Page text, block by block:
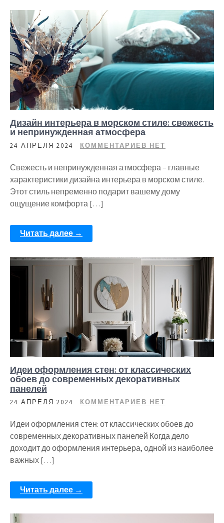
Дизайн интерьера в морском стиле: свежесть
и непринужденная атмосфера
24 АПРЕЛЯ 2024 КОММЕНТАРИЕВ НЕТ
Свежесть и непринужденная атмосфера – главные
характеристики дизайна интерьера в морском стиле.
Этот стиль непременно подарит вашему дому
ощущение комфорта […]
Читать далее →
Идеи оформления стен: от классических
обоев до современных декоративных
панелей
24 АПРЕЛЯ 2024 КОММЕНТАРИЕВ НЕТ
Идеи оформления стен: от классических обоев до
современных декоративных панелей Когда дело
доходит до оформления интерьера, одной из наиболее
важных […]
Читать далее →